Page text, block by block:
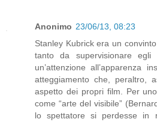
Anonimo 23/06/13, 08:23
Stanley Kubrick era un
tanto da supervisionare egli
un’attenzione all’apparenza
atteggiamento che, peraltro,
aspetto dei propri film. Per
come “arte del visibile”
lo spettatore si perdesse